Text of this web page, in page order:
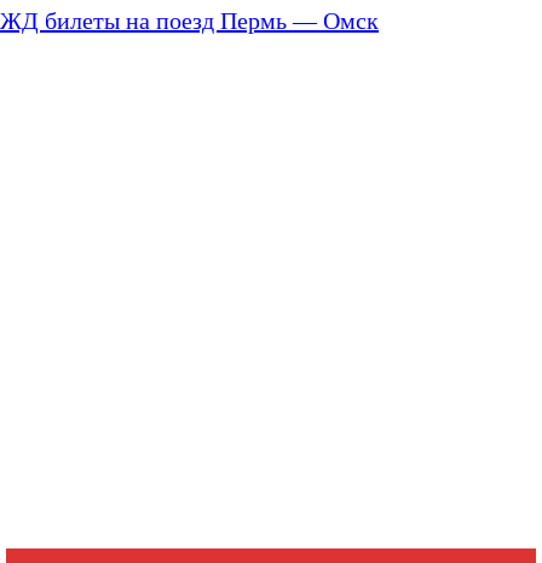
ЖД билеты на поезд Пермь — Омск